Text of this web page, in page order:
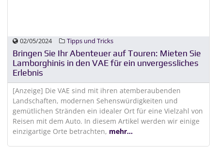
02/05/2024 Tipps und Tricks
Bringen Sie Ihr Abenteuer auf Touren: Mieten Sie
Lamborghinis in den VAE für ein unvergessliches
Erlebnis
[Anzeige] Die VAE sind mit ihren atemberaubenden
Landschaften, modernen Sehenswürdigkeiten und
gemütlichen Stränden ein idealer Ort für eine Vielzahl von
Reisen mit dem Auto. In diesem Artikel werden wir einige
einzigartige Orte betrachten, mehr...